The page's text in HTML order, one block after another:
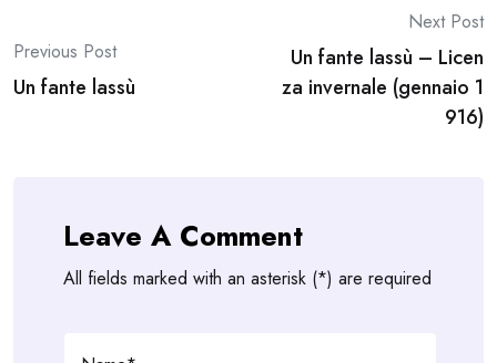
Post
navigation
Previous Post
Un fante lassù
Next Post
Un fante lassù – Licen
za invernale (gennaio 1
916)
Leave A Comment
All fields marked with an asterisk (*) are required